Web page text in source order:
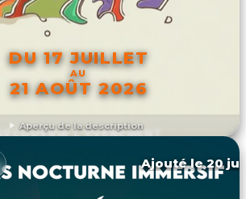
Aperçu de la description
DU 17 JUILLET
AU
21 AOÛT 2026
DÉCOUVRIR L'ÉVÉNEMENT
Ajouté le 20